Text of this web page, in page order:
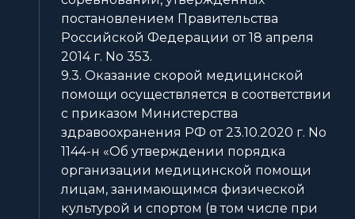
постановлением Правительства
Российской Федерации от 18 апреля
2014 г. No 353.
9.3. Оказание скорой медицинской
помощи осуществляется в соответствии
с приказом Министерства
здравоохранения РФ от 23.10.2020 г. No
1144-н «Об утверждении порядка
организации медицинской помощи
лицам, занимающимся физической
культурой и спортом (в том числе при